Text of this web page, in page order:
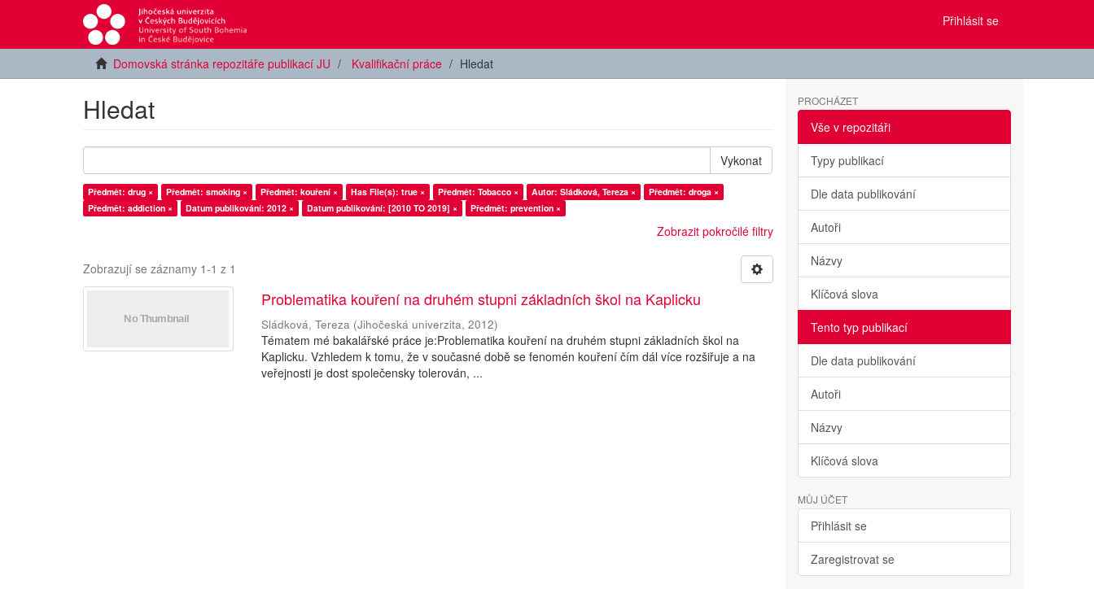
Přihlásit se
Domovská stránka repozitáře publikací JU Kvalifikační práce Hledat
Hledat
Vykonat
Předmět: drug × Předmět: smoking × Předmět: kouření × Has File(s): true × Předmět: Tobacco × Autor: Sládková, Tereza ×
Předmět: droga ×
Předmět: addiction ×
Datum publikování: 2012 × Datum publikování: [2010 TO 2019] × Předmět: prevention ×
Zobrazit pokročilé filtry
Zobrazují se záznamy 1-1 z 1
Problematika kouření na druhém stupni základních škol na Kaplicku
Sládková, Tereza (Jihočeská univerzita,2012)
Tématem mé bakalářské práce je:Problematika kouření na druhém stupni základních škol na
Kaplicku. Vzhledem k tomu, že v současné době se fenomén kouření čím dál více rozšiřuje a na
veřejnosti je dost společensky tolerován, ...
PROCHÁZET
Vše v repozitáři
Typy publikací
Dle data publikování
Autoři
Názvy
Klíčová slova
Tento typ publikací
Dle data publikování
Autoři
Názvy
Klíčová slova
MŮJ ÚČET
Přihlásit se
Zaregistrovat se